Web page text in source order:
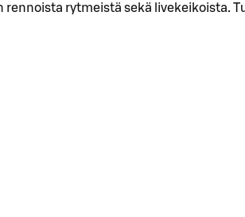
rytmeistä sekä livekeikoista.